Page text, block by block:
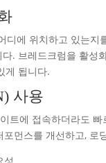
디에 위치하고 있는
. 브레드크럼을 활
게 됩니다.
사용
트에 접속하더라도
먼스를 개선하고,